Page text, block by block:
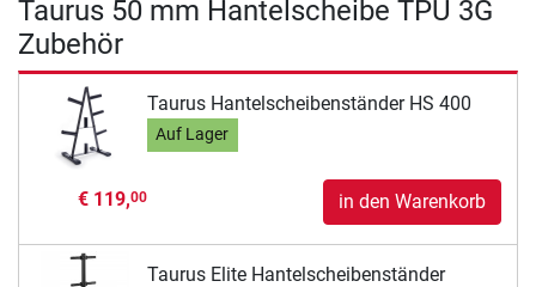
Taurus 50 mm Hantelscheibe TPU 3G
Zubehör
Taurus Hantelscheibenständer HS 400
Auf Lager
€ 119,00 in den Warenkorb
Taurus Elite Hantelscheibenständer